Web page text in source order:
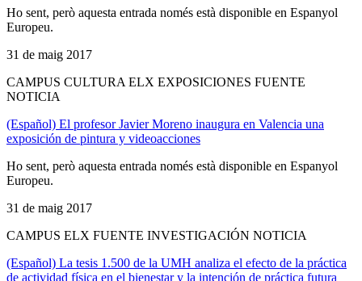
Ho sent, però aquesta entrada només està disponible en Espanyol
Europeu.
31 de maig 2017
CAMPUS CULTURA ELX EXPOSICIONES FUENTE
NOTICIA
(Español) El profesor Javier Moreno inaugura en Valencia una
exposición de pintura y videoacciones
Ho sent, però aquesta entrada només està disponible en Espanyol
Europeu.
31 de maig 2017
CAMPUS ELX FUENTE INVESTIGACIÓN NOTICIA
(Español) La tesis 1.500 de la UMH analiza el efecto de la práctica
de actividad física en el bienestar y la intención de práctica futura